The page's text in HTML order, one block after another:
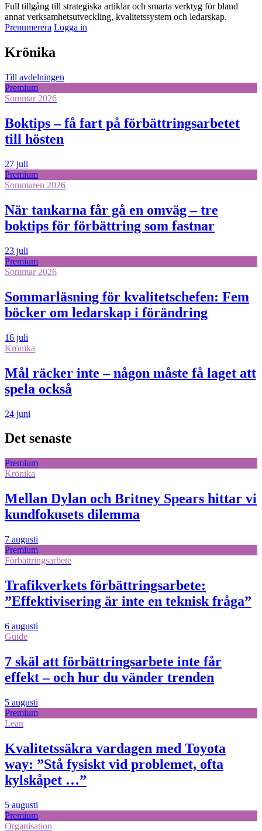
Full tillgång till strategiska artiklar och smarta verktyg för bland
annat verksamhetsutveckling, kvalitetssystem och ledarskap.
Prenumerera Logga in
Krönika
Till avdelningen
Premium
Sommar 2026
Boktips – få fart på förbättringsarbetet
till hösten
27 juli
Premium
Sommaren 2026
När tankarna får gå en omväg – tre
boktips för förbättring som fastnar
23 juli
Premium
Sommar 2026
Sommarläsning för kvalitetschefen: Fem
böcker om ledarskap i förändring
16 juli
Krönika
Mål räcker inte – någon måste få laget att
spela också
24 juni
Det senaste
Premium
Krönika
Mellan Dylan och Britney Spears hittar vi
kundfokusets dilemma
7 augusti
Premium
Förbättringsarbete
Trafikverkets förbättringsarbete:
”Effektivisering är inte en teknisk fråga”
6 augusti
Guide
7 skäl att förbättringsarbete inte får
effekt – och hur du vänder trenden
5 augusti
Premium
Lean
Kvalitetssäkra vardagen med Toyota
way: ”Stå fysiskt vid problemet, ofta
kylskåpet …”
5 augusti
Premium
Organisation